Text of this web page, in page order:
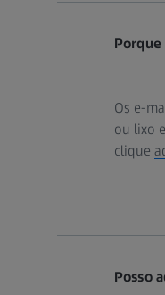
Porque
Os e-
ou lixo
clique
Posso